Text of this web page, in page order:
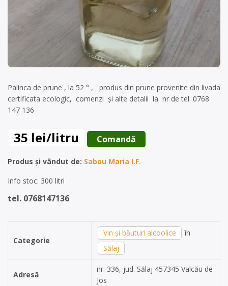
Palinca de prune , la 52 ° , produs din prune provenite din livada
certificata ecologic, comenzi și alte detalii la nr de tel: 0768
147 136
35 lei/litru Comandă
Produs și vândut de: Sabou Maria I.F.
Info stoc: 300 litri
tel. 0768147136
Categorie
Vin și băuturi alcoolice
în
Sălaj
Adresă
nr. 336, jud. Sălaj 457345 Valcău de
Jos